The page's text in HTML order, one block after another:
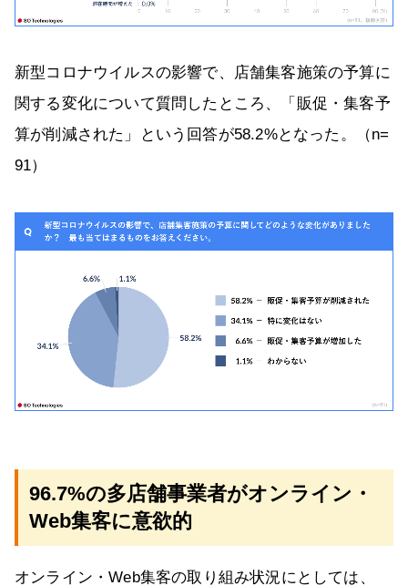
新型コロナウイルスの影響で、店舗集客施策の予算に
関する変化について質問したところ、「販促・集客予
算が削減された」という回答が58.2%となった。（n=
91）
96.7%の多店舗事業者がオンライン・
Web集客に意欲的
オンライン・Web集客の取り組み状況にとしては、